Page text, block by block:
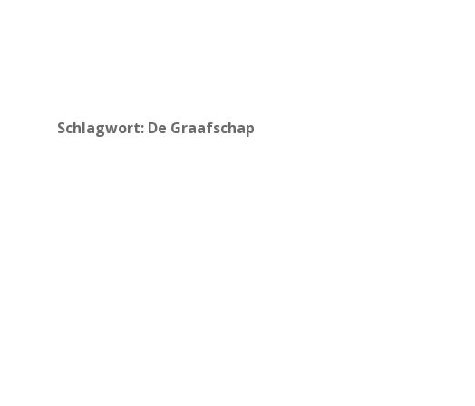
Schlagwort: De Graafschap